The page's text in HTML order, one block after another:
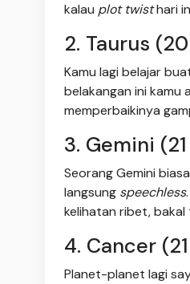
kalau plot twisthari
2. Taurus
Kamu lagi belajar
belakangan ini kamu
memperbaikinya
3. Gemini
Seorang Gemini
langsung speechless
kelihatan ribet, bakal
4. Cancer
Planet-planet lagi